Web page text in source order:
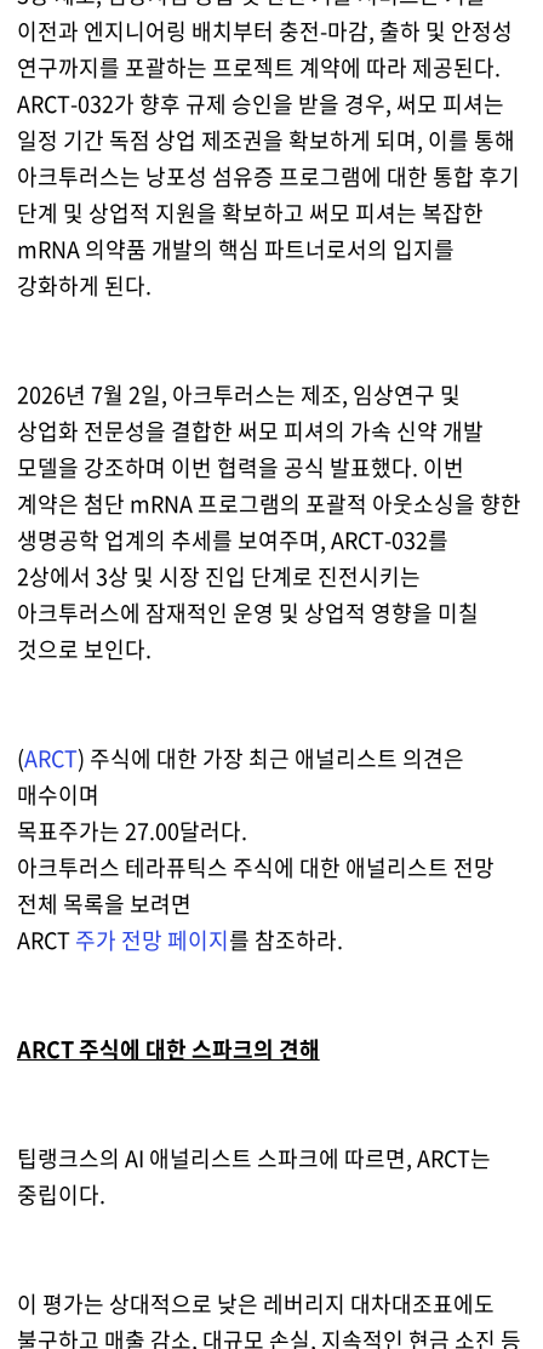
이전과 엔지니어링 배치부터 충전-마감, 출하 및 안정성
연구까지를 포괄하는 프로젝트 계약에 따라 제공된다.
ARCT-032가 향후 규제 승인을 받을 경우, 써모 피셔는
일정 기간 독점 상업 제조권을 확보하게 되며, 이를 통해
아크투러스는 낭포성 섬유증 프로그램에 대한 통합 후기
단계 및 상업적 지원을 확보하고 써모 피셔는 복잡한
mRNA 의약품 개발의 핵심 파트너로서의 입지를
강화하게 된다.
2026년 7월 2일, 아크투러스는 제조, 임상연구 및
상업화 전문성을 결합한 써모 피셔의 가속 신약 개발
모델을 강조하며 이번 협력을 공식 발표했다. 이번
계약은 첨단 mRNA 프로그램의 포괄적 아웃소싱을 향한
생명공학 업계의 추세를 보여주며, ARCT-032를
2상에서 3상 및 시장 진입 단계로 진전시키는
아크투러스에 잠재적인 운영 및 상업적 영향을 미칠
것으로 보인다.
(ARCT) 주식에 대한 가장 최근 애널리스트 의견은
매수이며
목표주가는 27.00달러다.
아크투러스 테라퓨틱스 주식에 대한 애널리스트 전망
전체 목록을 보려면
ARCT주가 전망 페이지를 참조하라.
ARCT 주식에 대한 스파크의 견해
팁랭크스의 AI 애널리스트 스파크에 따르면, ARCT는
중립이다.
이 평가는 상대적으로 낮은 레버리지 대차대조표에도
불구하고 매출 감소, 대규모 손실, 지속적인 현금 소진 등